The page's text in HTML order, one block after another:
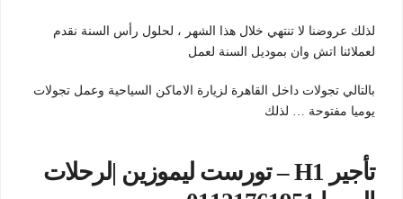
لذلك عروضنا لا تنتهي خلال هذا الشهر ، لحلول رأس السنة نقدم
لعملائنا اتش وان بموديل السنة لعمل
بالتالي تجولات داخل القاهرة لزيارة الاماكن السياحية وعمل تجولات
يوميا مفتوحة … لذلك
تأجير H1 – تورست ليموزين |لرحلات